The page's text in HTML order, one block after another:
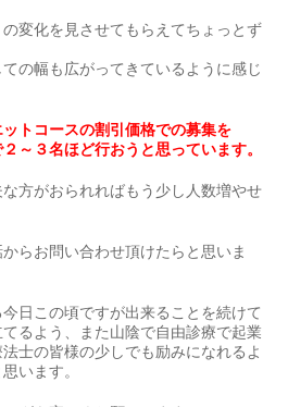
変化を見させてもらえてちょっとず
の幅も広がってきているように感じ
トコースの割引価格での募集を
～３名ほど行おうと思っています。
方がおられればもう少し人数増やせ
らお問い合わせ頂けたらと思いま
日この頃ですが出来ることを続けて
るよう、また山陰で自由診療で起業
士の皆様の少しでも励みになれるよ
います。